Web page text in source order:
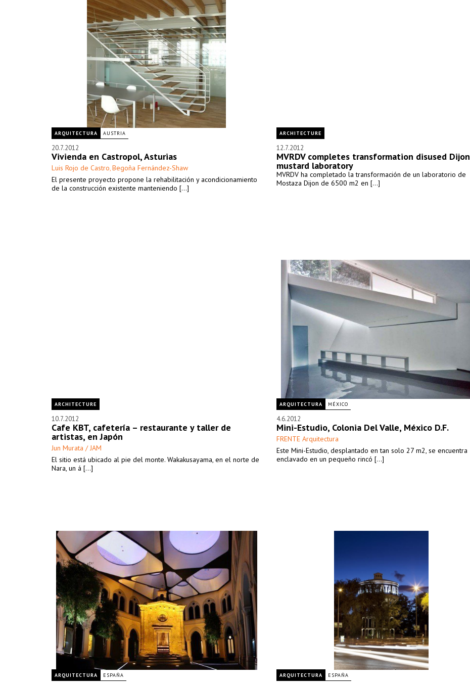
ARQUITECTURA AUSTRIA
20.7.2012
Vivienda en Castropol, Asturias
Luis Rojo de Castro, Begoña Fernández-Shaw
El presente proyecto propone la rehabilitación y acondicionamiento
de la construcción existente manteniendo [...]
ARCHITECTURE
12.7.2012
MVRDV completes transformation disused Dijon
mustard laboratory
MVRDV ha completado la transformación de un laboratorio de
Mostaza Dijon de 6500 m2 en [...]
ARCHITECTURE
10.7.2012
Cafe KBT, cafetería – restaurante y taller de
artistas, en Japón
Jun Murata / JAM
El sitio está ubicado al pie del monte. Wakakusayama, en el norte de
Nara, un á [...]
ARQUITECTURA MÉXICO
4.6.2012
Mini-Estudio, Colonia Del Valle, México D.F.
FRENTE Arquitectura
Este Mini-Estudio, desplantado en tan solo 27 m2, se encuentra
enclavado en un pequeño rincó [...]
ARQUITECTURA ESPAÑA ARQUITECTURA ESPAÑA